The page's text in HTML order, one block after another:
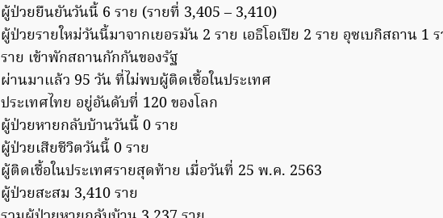
ผู้ป่วยยืนยันวันนี้ 6 ราย (รายที่ 3,405 – 3,410)
ผู้ป่วยรายใหม่วันนี้มาจากเยอรมัน 2 ราย เอธิโอเปีย 2 ราย อุซเบกิสถาน 1
ราย เข้าพักสถานกักกันของรัฐ
ผ่านมาแล้ว 95 วัน ที่ไม่พบผู้ติดเชื้อในประเทศ
ประเทศไทย อยู่อันดับที่ 120 ของโลก
ผู้ป่วยหายกลับบ้านวันนี้ 0 ราย
ผู้ป่วยเสียชีวิตวันนี้ 0 ราย
ผู้ติดเชื้อในประเทศรายสุดท้าย เมื่อวันที่ 25 พ.ค. 2563
ผู้ป่วยสะสม 3,410 ราย